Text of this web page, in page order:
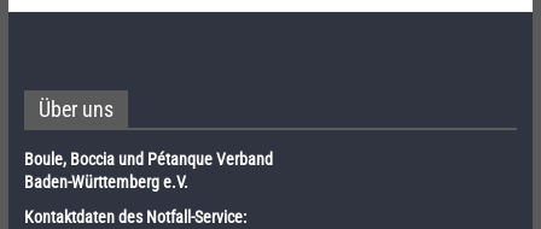
Über uns
Boule, Boccia und Pétanque Verband
Baden-Württemberg e.V.
Kontaktdaten des Notfall-Service: